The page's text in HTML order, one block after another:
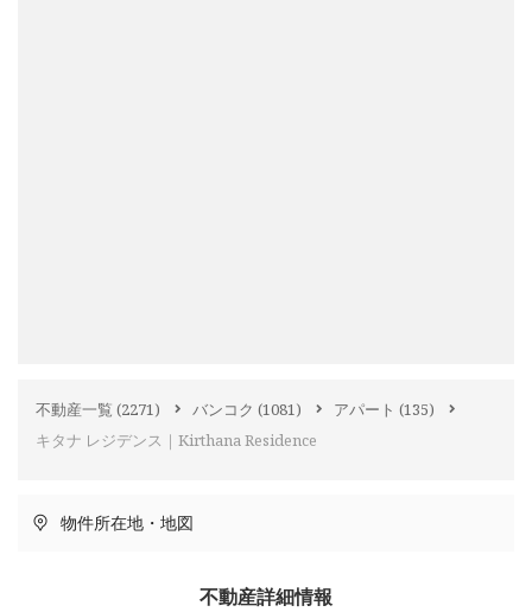
不動産一覧 (2271) バンコク (1081) アパート (135)
キタナ レジデンス｜Kirthana Residence
物件所在地・地図
不動産詳細情報